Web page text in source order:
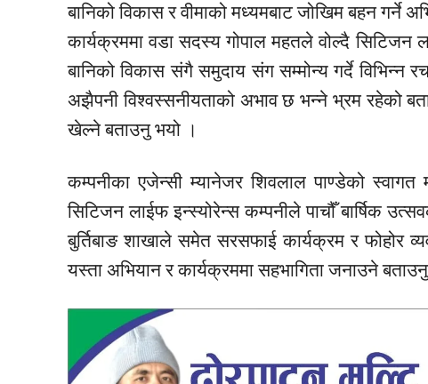
बानिको विकास र वीमाको मध्यमबाट जोखिम बहन गर्ने
कार्यक्रममा वडा सदस्य गोपाल महतले वोल्दै सिटिजन
बानिको विकास संगै समुदाय संग सम्मोन्य गर्दे विभिन्न
अझैपनी विश्वस्सनीयताको अभाव छ भन्ने भ्रम रहेको
खेल्ने बताउनु भयो ।
कम्पनीका एजेन्सी म्यानेजर शिवलाल पाण्डेको
सिटिजन लाईफ इन्स्योरेन्स कम्पनीले पाचौँ बार्षिक
बुर्तिबाङ शाखाले समेत सरसफाई कार्यक्रम र फोहोर
यस्ता अभियान र कार्यक्रममा सहभागिता जनाउने